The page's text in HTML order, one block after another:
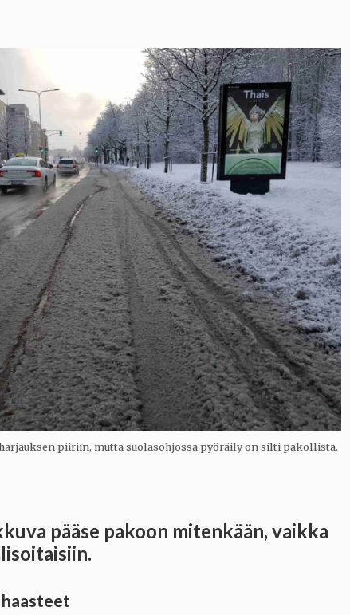
piiriin, mutta suolasohjossa pyöräily on silti pakollista.
pääse pakoon mitenkään, vaikka